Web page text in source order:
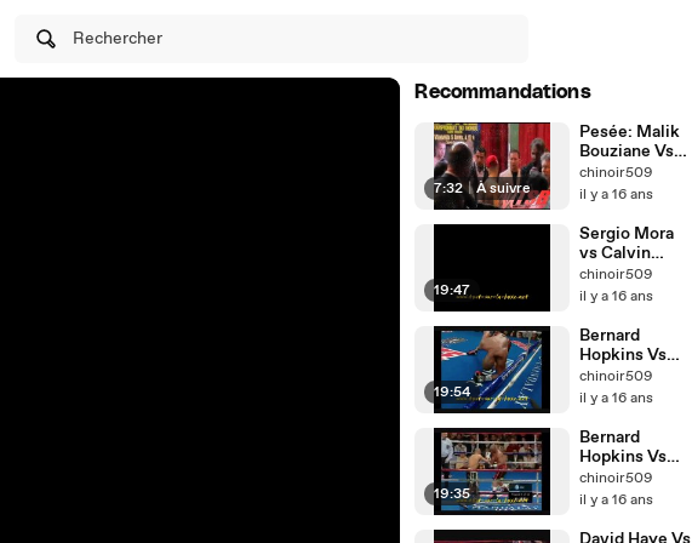
Rechercher
Recommandations
7:32 | À suivre
Pesée: Malik
Bouziane Vs
Simphiwe
Nongqayi
chinoir509
il y a 16 ans
19:47
Sergio Mora
vs Calvin
Green (K.o au
7éme Round)
chinoir509
il y a 16 ans
19:54
Bernard
Hopkins Vs
Roy Jones __
Part 2
chinoir509
il y a 16 ans
19:35
Bernard
Hopkins Vs
Roy Jones __
Part 1
chinoir509
il y a 16 ans